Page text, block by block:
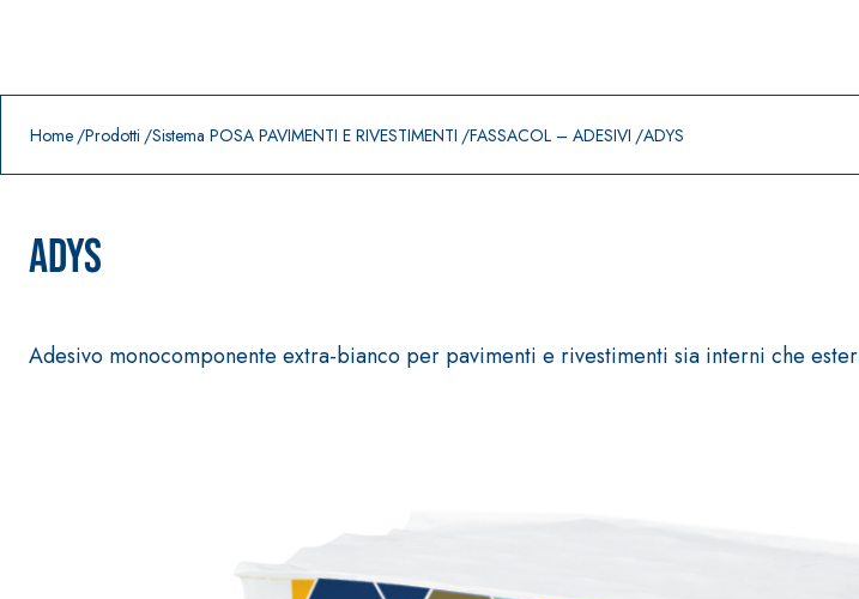
Home Prodotti Sistema POSA PAVIMENTI E RIVESTIMENTI FASSACOL – ADESIVI ADYS
ADYS
Adesivo monocomponente extra-bianco per pavimenti e rivestimenti sia interni che
Prodotti in primo piano